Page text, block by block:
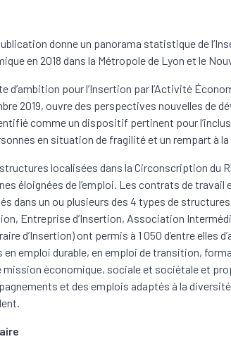
donne un panorama statistique de
en 2018 dans la Métropole de Lyon et le
d’ambition pour l’Insertion par l’Activité
2019, ouvre des perspectives nouvelles de
comme un dispositif pertinent pour
en situation de fragilité et un rempart à
localisées dans la Circonscription du
éloignées de l’emploi. Les contrats de
dans un ou plusieurs des 4 types de
Entreprise d’Insertion, Association
d’Insertion) ont permis à 1 050 d’entre elles
en emploi durable, en emploi de transition,
mission économique, sociale et sociétale et
et des emplois adaptés à la diversité